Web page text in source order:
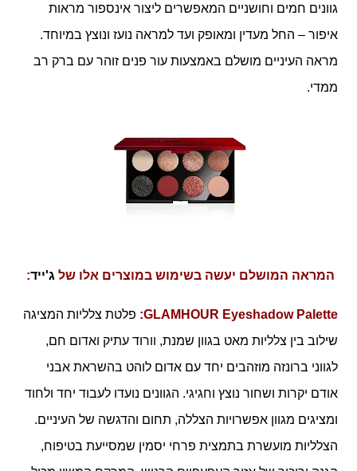
גוונים חמים וחושניים המאפשרים ליצור אינספור מראות
איפור – החל מעדין ומאופק ועד למראה נועז ונוצץ במיוחד.
מראה העיניים מושלם באמצעות עור פנים זוהר עם ברק רב
ממדי.
המראה המושלם יעשה בשימוש במוצרים אלו של ג'ייד:
GLAMHOUR Eyeshadow Palette
: פלטת צלליות המציגה
שילוב בין צלליות מאט בגוון שמנת, וורוד עתיק ואדום חם,
לגווני ברונזה מוזהבים יחד עם אדום לוהט בהשראת אבני
אודם יקרות ושחור נוצץ וחגיגי. הגוונים נועדו לעבוד יחד ולחוד
ומציגים מגוון אפשרויות הצללה, תחום והדגשה של העיניים.
הצלליות מועשרת בתמצית פרחי יסמין שמסייעת בטיפוח,